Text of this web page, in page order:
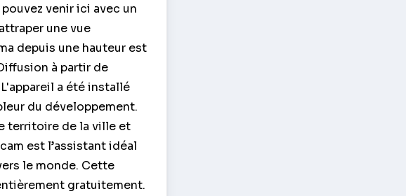
venir ici avec un
une vue
depuis une hauteur est
à partir de
a été installé
du développement.
territoire de la ville et
est l’assistant idéal
le monde. Cette
gratuitement.